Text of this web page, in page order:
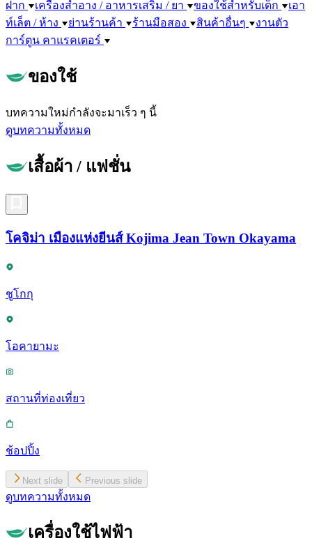
ฝาก
เครื่องสำอาง / อาหารเสริม / ยา ของใช้สำหรับเด็ก
เอา
ท์เล็ต / ห้าง
ย่านร้านค้า ร้านมือสอง สินค้าอื่นๆ
งานตัว
การ์ตูน คาแรคเตอร์
ของใช้
บทความใหม่กำลังจะมาเร็ว ๆ นี้
ดูบทความทั้งหมด
เสื้อผ้า / แฟชั่น
โคจิม่า เมืองแห่งยีนส์ Kojima Jean Town Okayama
ชูโกกุ
โอคายามะ
สถานที่ท่องเที่ยว
ช้อปปิ้ง
Next slide Previous slide
ดูบทความทั้งหมด
เครื่องใช้ไฟฟ้า